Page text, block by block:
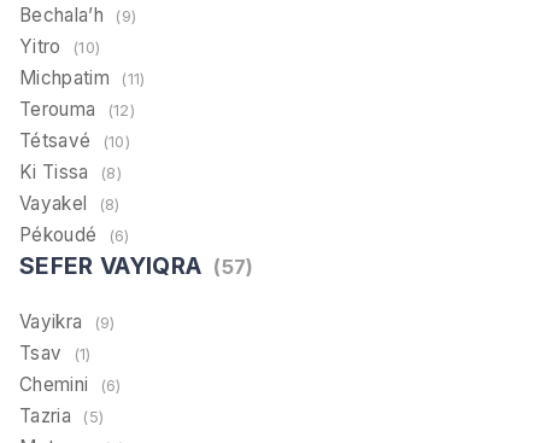
Bechala’h (9)
Yitro (10)
Michpatim (11)
Terouma (12)
Tétsavé (10)
Ki Tissa (8)
Vayakel (8)
Pékoudé (6)
SEFER VAYIQRA (57)
Vayikra (9)
Tsav (1)
Chemini (6)
Tazria (5)